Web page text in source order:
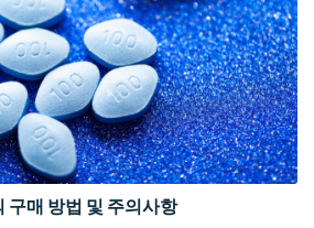
구매 방법 및 주의사항